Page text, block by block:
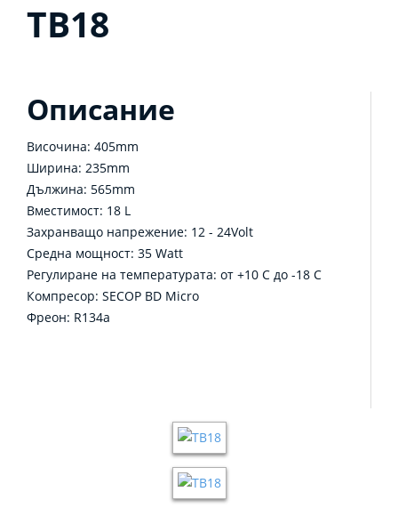
TB18
Описание
Височина: 405mm
Ширина: 235mm
Дължина: 565mm
Вместимост: 18 L
Захранващо напрежение: 12 - 24Volt
Средна мощност: 35 Watt
Регулиране на температурата: от +10 C до -18 С
Компресор: SECOP BD Micro
Фреон: R134a